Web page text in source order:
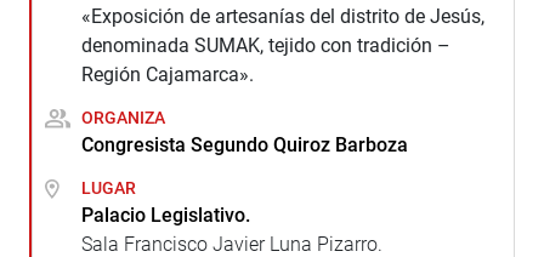
«Exposición de artesanías del distrito de Jesús,
denominada SUMAK, tejido con tradición –
Región Cajamarca».
ORGANIZA
Congresista Segundo Quiroz Barboza
LUGAR
Palacio Legislativo.
Sala Francisco Javier Luna Pizarro.